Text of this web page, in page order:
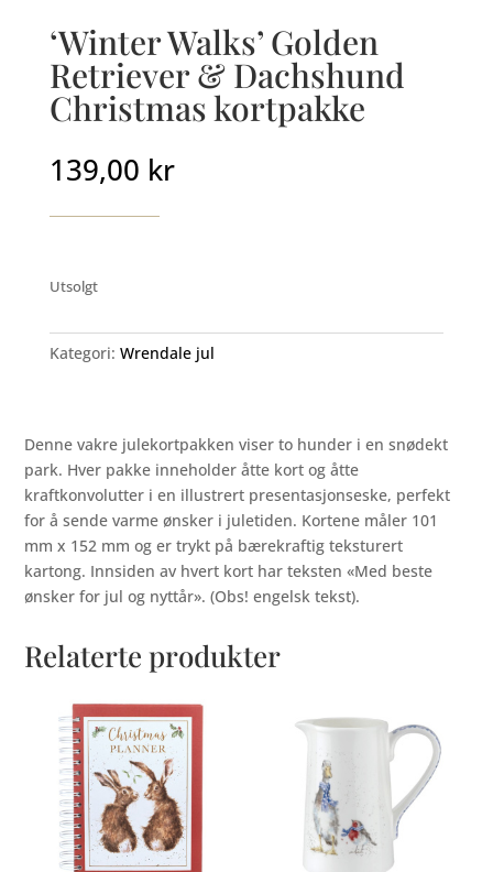
‘Winter Walks’ Golden
Retriever & Dachshund
Christmas kortpakke
139,00 kr
Utsolgt
Kategori: Wrendale jul
Denne vakre julekortpakken viser to hunder i en snødekt
park. Hver pakke inneholder åtte kort og åtte
kraftkonvolutter i en illustrert presentasjonseske, perfekt
for å sende varme ønsker i juletiden. Kortene måler 101
mm x 152 mm og er trykt på bærekraftig teksturert
kartong. Innsiden av hvert kort har teksten «Med beste
ønsker for jul og nyttår». (Obs! engelsk tekst).
Relaterte produkter